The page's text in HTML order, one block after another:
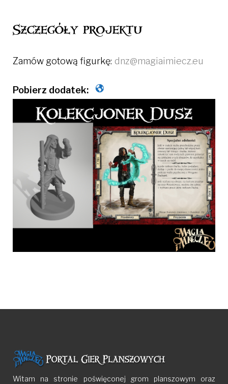
Szczegóły projektu
Zamów gotową figurkę: dnz@magiaimiecz.eu
Witam na stronie poświęconej grom planszowym oraz